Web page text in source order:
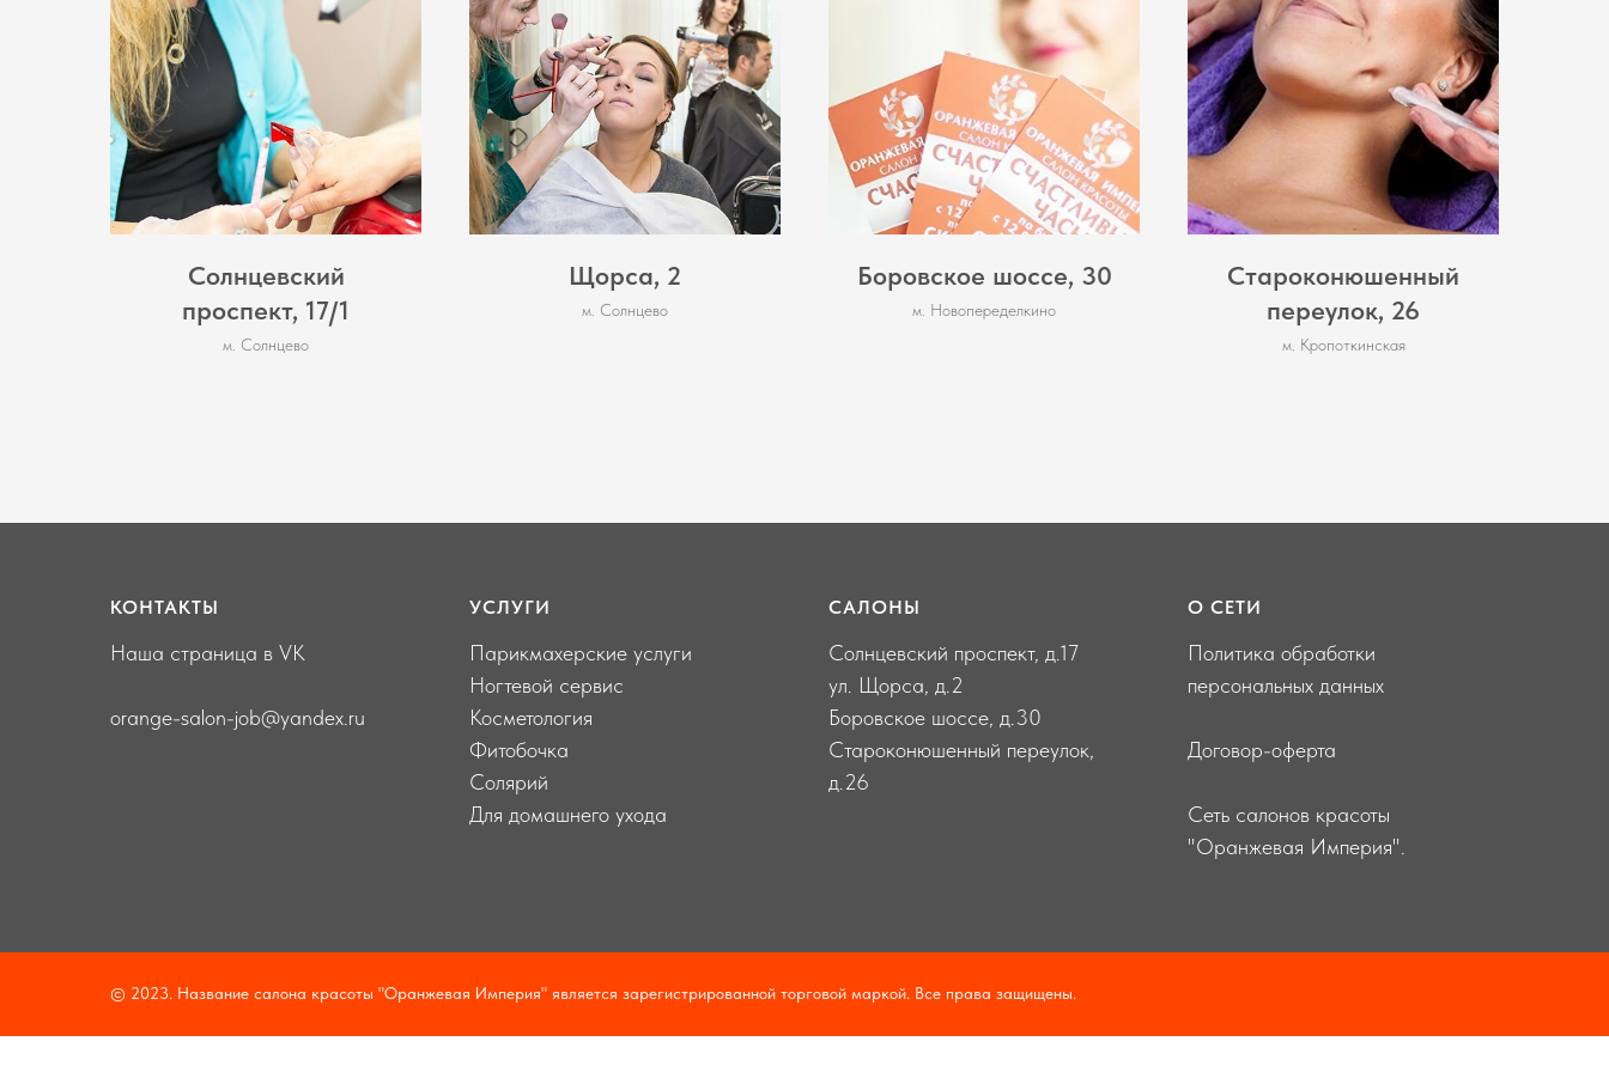
Солнцевский
проспект, 17/1
м. Солнцево
Щорса, 2
м. Солнцево
Боровское шоссе, 30
м. Новопеределкино
Староконюшенный
переулок, 26
м. Кропоткинская
КОНТАКТЫ
Наша страница в VK
orange-salon-job@yandex.ru
УСЛУГИ
Парикмахерские услуги
Ногтевой сервис
Косметология
Фитобочка
Солярий
Для домашнего ухода
САЛОНЫ
Солнцевский проспект, д.17
ул. Щорса, д.2
Боровское шоссе, д.30
Староконюшенный переулок,
д.26
О СЕТИ
Политика обработки
персональных данных
Договор-оферта
Сеть салонов красоты
"Оранжевая Империя".
© 2023. Название салона красоты "Оранжевая Империя" является зарегистрированной торговой маркой. Все права защищены.